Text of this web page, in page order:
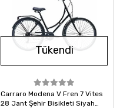
Tükendi
Carraro Modena V Fren 7 Vites
28 Jant Şehir Bisikleti Siyah